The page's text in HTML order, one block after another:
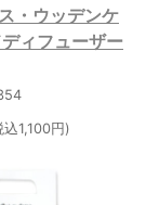
・ウッデンケ
ィフューザー
込1,100円)